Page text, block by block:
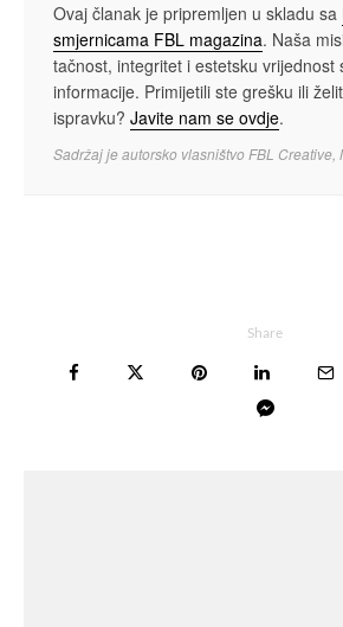
Ovaj članak je pripremljen u skladu sa
smjernicama FBL magazina. Naša
tačnost, integritet i estetsku vrijednost
informacije. Primijetili ste grešku ili
ispravku? Javite nam se ovdje.
Sadržaj je autorsko vlasništvo FBL Creative,
Share